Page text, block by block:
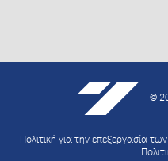
©
Πολιτική για την επεξεργασία